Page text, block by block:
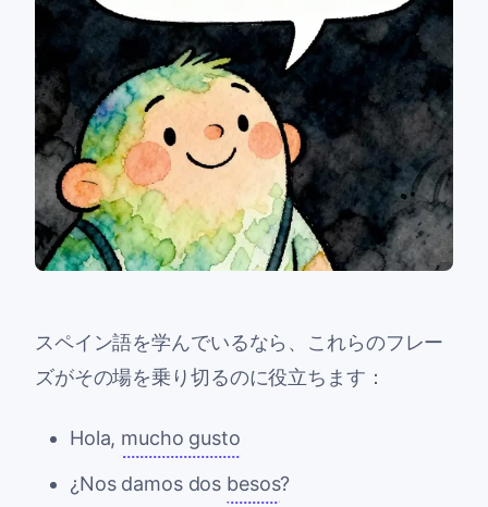
スペイン語を学んでいるなら、これらのフレー
ズがその場を乗り切るのに役立ちます：
Hola, mucho gusto
¿Nos damos dos besos?